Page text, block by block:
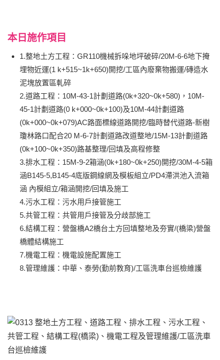
本日施作項目
1.整地土方工程：GR110機械拆哚地坪破碎/20M-6-6地下掩
埋物近運(1 k+515~1k+650)開挖/工區內廢棄物搬運/磚造水
泥塊放置區軋碎
2.道路工程：10M-43-1計劃道路(0k+320~0k+580)，10M-
45-1計劃道路(0 k+000~0k+100)及10M-44計劃道路
(0k+000~0k+079)AC路面標線道路開挖/臨時替代道路-新樹
瓊林路口配合20 M-6-7計劃道路改道整地/15M-13計劃道路
(0k+100~0k+350)路基整理/回填及高程修整
3.排水工程：15M-9-2箱涵(0k+180~0k+250)開挖/30M-4-5箱
涵B145-5,B145-4底版鋼線網及模板組立/PD4滯洪池入流箱
涵 內模組立/箱涵開挖/回填及施工
4.污水工程：污水用戶接管施工
5.共管工程：共管用戶接管及分歧部施工
6.結構工程：營盤橋A2橋台土方回填整地及夯實/(橋梁)營盤
橋體結構施工
7.機電工程：機電設施配置施工
8.管理維護：中華、泰勞(勤前教育)/工區洗車台巡檢維護